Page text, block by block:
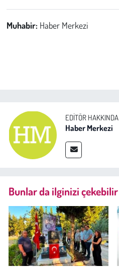
Muhabir: Haber Merkezi
EDITÖR HAKKINDA
Haber Merkezi
Bunlar da ilginizi çekebilir